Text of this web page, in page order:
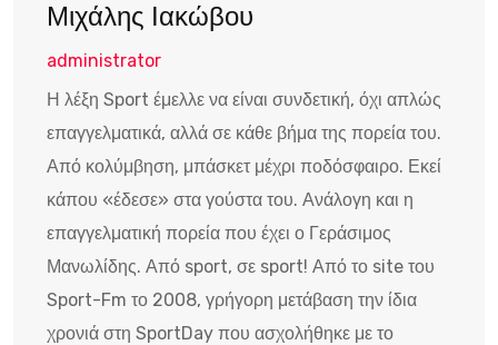
Μιχάλης Ιακώβου
administrator
Η λέξη Sport έμελλε να είναι συνδετική, όχι απλώς
επαγγελματικά, αλλά σε κάθε βήμα της πορεία του.
Από κολύμβηση, μπάσκετ μέχρι ποδόσφαιρο. Εκεί
κάπου «έδεσε» στα γούστα του. Ανάλογη και η
επαγγελματική πορεία που έχει ο Γεράσιμος
Μανωλίδης. Από sport, σε sport! Από το site του
Sport-Fm το 2008, γρήγορη μετάβαση την ίδια
χρονιά στη SportDay που ασχολήθηκε με το